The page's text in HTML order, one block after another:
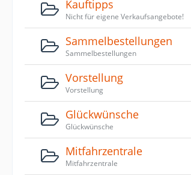
Kauftipps
Nicht für eigene Verkaufsangebote!
Sammelbestellungen
Sammelbestellungen
Vorstellung
Vorstellung
Glückwünsche
Glückwünsche
Mitfahrzentrale
Mitfahrzentrale